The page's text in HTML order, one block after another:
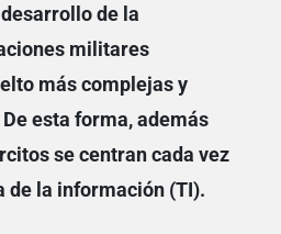
de la
militares
más complejas y
esta forma, además
se centran cada vez
de la información (TI).